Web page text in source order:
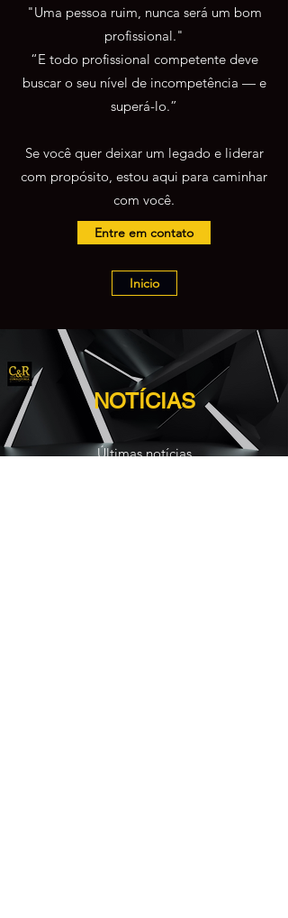
"Uma pessoa ruim, nunca será um bom
profissional."
“E todo profissional competente deve
buscar o seu nível de incompetência — e
superá-lo.”
Se você quer deixar um legado e liderar
com propósito, estou aqui para caminhar
com você.
Entre em contato
Inicio
NOTÍCIAS
Últimas notícias